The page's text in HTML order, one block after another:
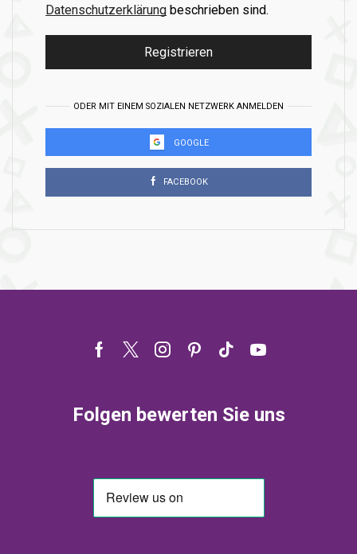
Datenschutzerklärung beschrieben sind.
Registrieren
ODER MIT EINEM SOZIALEN NETZWERK ANMELDEN
GOOGLE
FACEBOOK
Facebook
TwitterInstagram
Pinterest
Tik- Youtube
Folgen bewerten Sie uns